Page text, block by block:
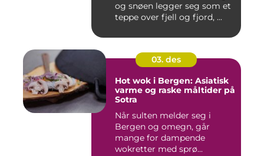
og snøen legger seg som et
teppe over fjell og fjord, ...
03. des
Hot wok i Bergen: Asiatisk
varme og raske måltider på
Sotra
Når sulten melder seg i
Bergen og omegn, går
mange for dampende
wokretter med sprø...